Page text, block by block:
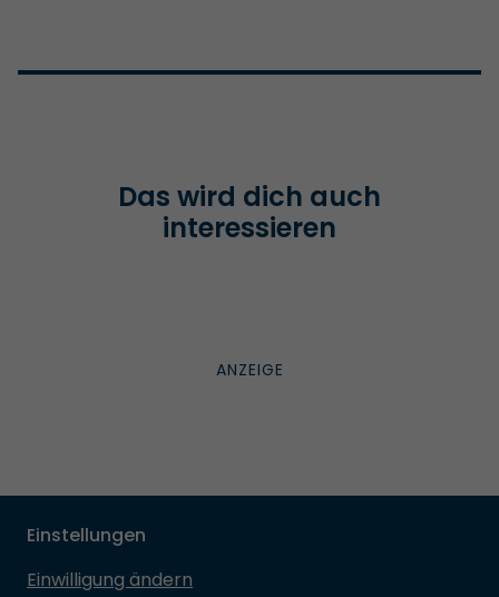
Das wird dich auch
interessieren
Einstellungen
Einwilligung ändern